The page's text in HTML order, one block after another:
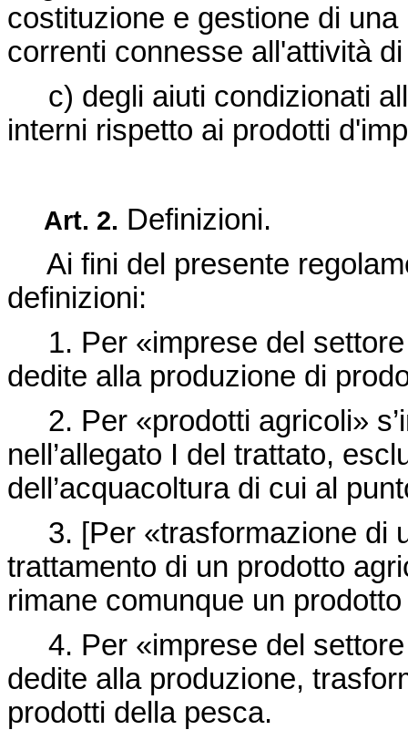
costituzione e gestione di
correnti connesse all'attività
c) degli aiuti condizionati
interni rispetto ai prodotti
Art. 2. Definizioni.
Ai fini del presente
definizioni:
1. Per «imprese del settore
dedite alla produzione di
2. Per «prodotti agricoli»
nell’allegato I del trattato,
dell’acquacoltura di cui al
3. [Per «trasformazione di
trattamento di un prodotto
rimane comunque un
4. Per «imprese del settore
dedite alla produzione,
prodotti della pesca.